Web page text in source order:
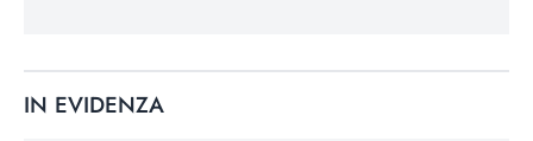
IN EVIDENZA